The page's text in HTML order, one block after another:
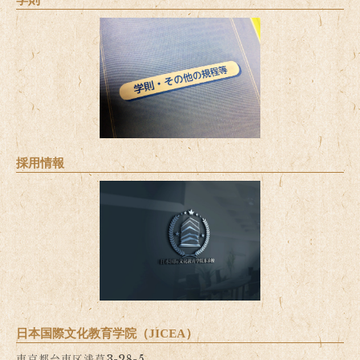
採用情報
日本国際文化教育学院（JICEA）